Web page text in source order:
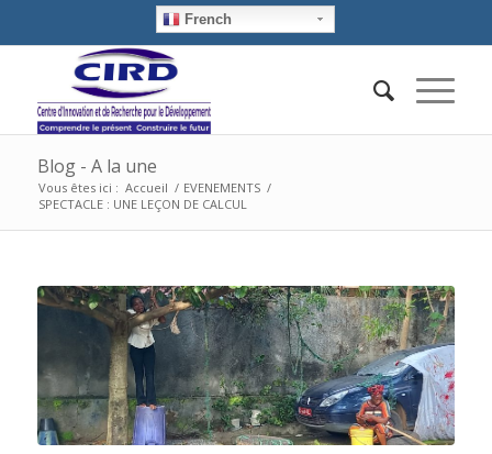
French
Blog - A la une
Vous êtes ici : Accueil / EVENEMENTS /
SPECTACLE : UNE LEÇON DE CALCUL